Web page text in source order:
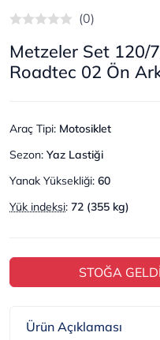
(0)
Metzeler Set 120/
Roadtec 02 Ön
Araç Tipi: Motosiklet
Sezon: Yaz Lastiği
Yanak Yüksekliği: 60
Yük indeksi: 72 (355 kg)
STOĞA
Ürün Açıklaması